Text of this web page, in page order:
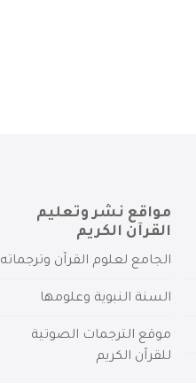
مواقع نشر وتعليم
القرآن الكريم
الجامع لعلوم القرآن وترجماته
السنة النبوية وعلومها
موقع الترجمات الصوتية
للقرآن الكريم